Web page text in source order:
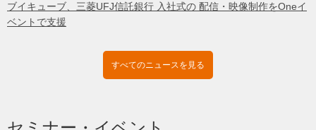
ブイキューブ、三菱UFJ信託銀行 入社式の 配信・映像制作をOneイ
ベントで支援
すべてのニュースを見る